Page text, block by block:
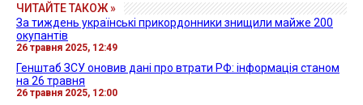
ЧИТАЙТЕ ТАКОЖ »
За тиждень українські прикордонники знищили майже 200
окупантів
26 травня 2025, 12:49
Генштаб ЗСУ оновив дані про втрати РФ: інформація станом
на 26 травня
26 травня 2025, 12:00